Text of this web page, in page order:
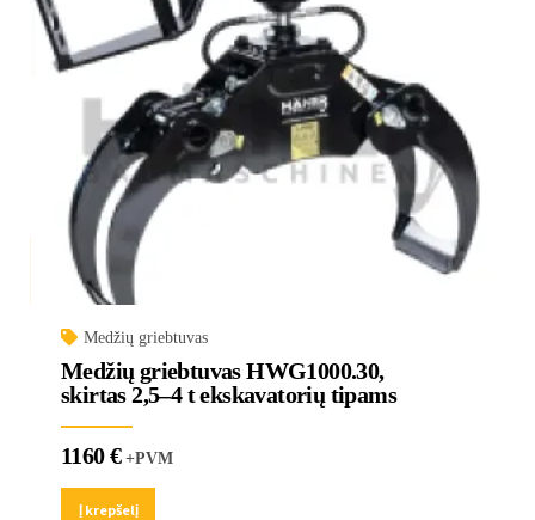
Medžių griebtuvas
Medžių griebtuvas HWG1000.30,
skirtas 2,5–4 t ekskavatorių tipams
1160€+PVM
Į krepšelį